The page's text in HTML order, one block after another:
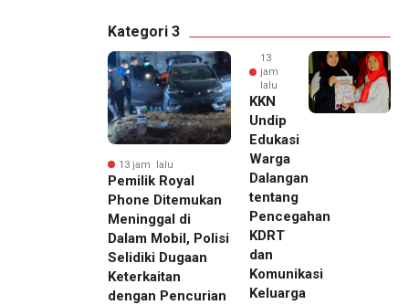
Kategori 3
13 jam lalu
Pemilik Royal
Phone Ditemukan
Meninggal di
Dalam Mobil, Polisi
Selidiki Dugaan
Keterkaitan
dengan Pencurian
13
jam
lalu
KKN
Undip
Edukasi
Warga
Dalangan
tentang
Pencegahan
KDRT
dan
Komunikasi
Keluarga